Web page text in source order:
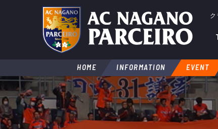
ク
HOME INFORMATION EVENT